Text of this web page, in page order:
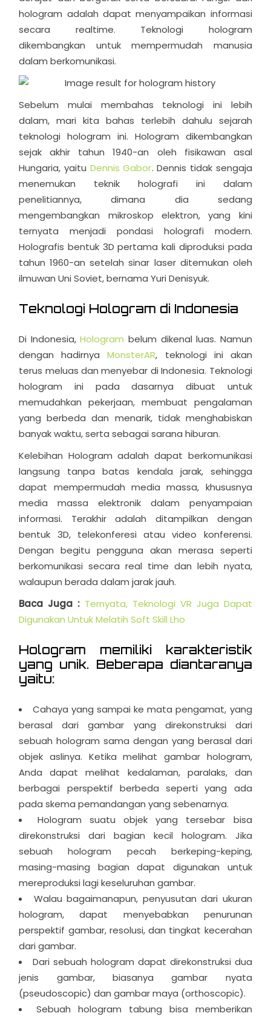
hologram adalah dapat menyampaikan informasi
secara realtime. Teknologi hologram
dikembangkan untuk mempermudah manusia
dalam berkomunikasi.
Sebelum mulai membahas teknologi ini lebih
dalam, mari kita bahas terlebih dahulu sejarah
teknologi hologram ini. Hologram dikembangkan
sejak akhir tahun 1940-an oleh fisikawan asal
Hungaria, yaitu Dennis Gabor. Dennis tidak sengaja
menemukan teknik holografi ini dalam
penelitiannya, dimana dia sedang
mengembangkan mikroskop elektron, yang kini
ternyata menjadi pondasi holografi modern.
Holografis bentuk 3D pertama kali diproduksi pada
tahun 1960-an setelah sinar laser ditemukan oleh
ilmuwan Uni Soviet, bernama Yuri Denisyuk.
Teknologi Hologram di Indonesia
Di Indonesia,Hologram belum dikenal luas. Namun
dengan hadirnyaMonsterAR, teknologi ini akan
terus meluas dan menyebar di Indonesia. Teknologi
hologram ini pada dasarnya dibuat untuk
memudahkan pekerjaan, membuat pengalaman
yang berbeda dan menarik, tidak menghabiskan
banyak waktu, serta sebagai sarana hiburan.
Kelebihan Hologram adalah dapat berkomunikasi
langsung tanpa batas kendala jarak, sehingga
dapat mempermudah media massa, khususnya
media massa elektronik dalam penyampaian
informasi. Terakhir adalah ditampilkan dengan
bentuk 3D, telekonferesi atau video konferensi.
Dengan begitu pengguna akan merasa seperti
berkomunikasi secara real time dan lebih nyata,
walaupun berada dalam jarak jauh.
Baca Juga : Ternyata, Teknologi VR Juga Dapat
Digunakan Untuk Melatih Soft Skill Lho
Hologram memiliki karakteristik
yang unik. Beberapa diantaranya
yaitu:
Cahaya yang sampai ke mata pengamat, yang
berasal dari gambar yang direkonstruksi dari
sebuah hologram sama dengan yang berasal dari
objek aslinya. Ketika melihat gambar hologram,
Anda dapat melihat kedalaman, paralaks, dan
berbagai perspektif berbeda seperti yang ada
pada skema pemandangan yang sebenarnya.
Hologram suatu objek yang tersebar bisa
direkonstruksi dari bagian kecil hologram. Jika
sebuah hologram pecah berkeping-keping,
masing-masing bagian dapat digunakan untuk
mereproduksi lagi keseluruhan gambar.
Walau bagaimanapun, penyusutan dari ukuran
hologram, dapat menyebabkan penurunan
perspektif gambar, resolusi, dan tingkat kecerahan
dari gambar.
Dari sebuah hologram dapat direkonstruksi dua
jenis gambar, biasanya gambar nyata
(pseudoscopic) dan gambar maya (orthoscopic).
Sebuah hologram tabung bisa memberikan